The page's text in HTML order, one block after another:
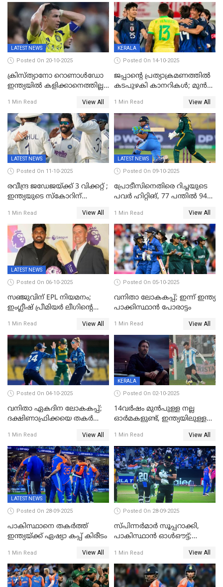
നിർവഹിച്ച് ധനമന്ത്രി K N
ബാലഗോപാൽ;ദീപശിഖ
തെളിയിച്ച് I M വിജയൻ
LATEST NEWS
Posted On 20-10-2025
ക്രിസ്ത്യാനോ റൊണാൾഡോ
ഇന്ത്യയിൽ കളിക്കാനെത്തില്ല;
ഉൾപ്പെടുത്തിയില്ല
1 Min Read View All
KERALA
Posted On 14-10-2025
ജപ്പാന്റെ പ്രത്യാക്രമണത്തിൽ
കടപുഴകി കാനറികൾ; മുൻ
ജപ്പാന്റെ ആദ്യ ജയം
1 Min Read View All
LATEST NEWS
Posted On 11-10-2025
രവീന്ദ്ര ജഡേജയ്ക്ക് 3 വിക്കറ്റ് ;
ഇന്ത്യയുടെ സ്കോറിന്
നാല് വിക്കറ്റ് നഷ്ടം
1 Min Read View All
LATEST NEWS
Posted On 09-10-2025
പ്രോടീസിനെതിരെ റിച്ചയുടെ
പവർ ഹിറ്റിങ്, 77 പന്തില്‍ 94
ലക്ഷ്യമൊരുക്കി ഇന്ത്യ; 28
വര്‍ഷം പഴക്കമുള്ള ലോക
റെക്കോര്‍ഡ് തകര്‍ത്ത് സ്മൃതി
1 Min Read View All
LATEST NEWS
Posted On 06-10-2025
സഞ്ജുവിന് EPL നിയമനം;
ഇംഗ്ലീഷ് പ്രീമിയര്‍ ലീഗിന്‍റെ
അംബാസഡര്‍
1 Min Read View All
Posted On 05-10-2025
വനിതാ ലോകകപ്പ്; ഇന്ന് ഇന്ത്യ
പാക്കിസ്ഥാന്‍ പോരാട്ടം
1 Min Read View All
Posted On 04-10-2025
വനിതാ ഏകദിന ലോകകപ്പ്;
ദക്ഷിണാഫ്രിക്കയെ തകർത്ത്
1 Min Read View All
KERALA
Posted On 02-10-2025
14വർഷം മുൻപുള്ള നല്ല
ഓർമകളുണ്ട്, ഇന്ത്യയിലുള്ള
കാത്തിരിക്കുന്നു; വരവ്
സ്ഥിരീകരിച്ച് മെസി
1 Min Read View All
LATEST NEWS
Posted On 28-09-2025
പാകിസ്ഥാനെ തകർത്ത്
ഇന്ത്യയ്ക്ക് ഏഷ്യാ കപ്പ് കിരീടം
1 Min Read View All
Posted On 28-09-2025
സ്പിന്നർമാർ സൂപ്പറാക്കി,
പാകിസ്ഥാൻ ഓൾഔട്ട്;
വിജയലക്ഷ്യം, കുൽദീപിന് 4
വിക്കറ്റ്
1 Min Read View All